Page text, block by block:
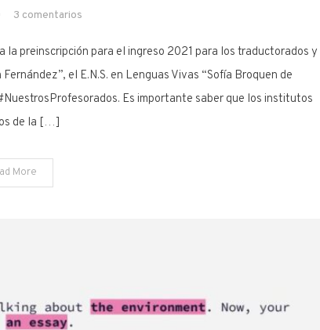
3 comentariosen
me
anoto
al
la preinscripción para el ingreso 2021 para los traductorados y
el E.N.S. en Lenguas Vivas “Sofía Broquen de
Es importante saber que los institutos
de la […]
More